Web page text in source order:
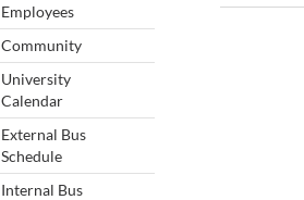
Employees
Community
University
Calendar
External Bus
Schedule
Internal Bus